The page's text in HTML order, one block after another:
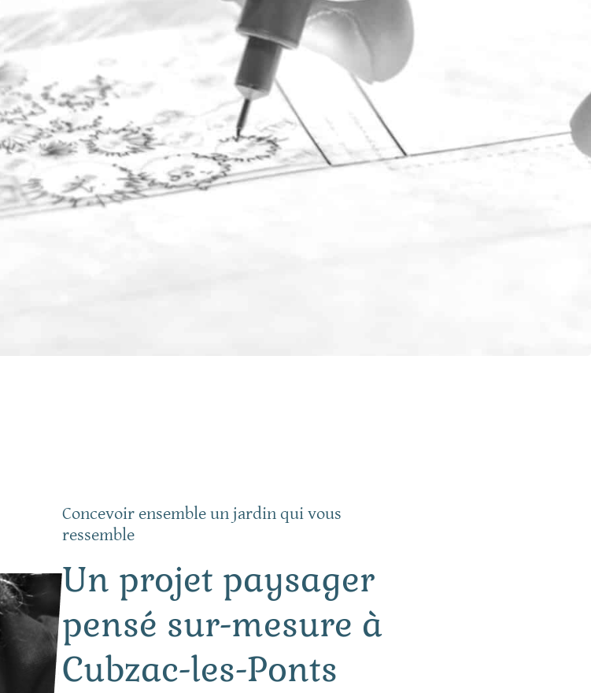
Concevoir ensemble un jardin qui vous
ressemble
Un projet paysager
pensé sur-mesure à
Cubzac-les-Ponts